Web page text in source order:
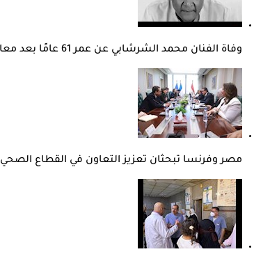
وفاة الفنان محمد الشرشابي عن عمر 61 عامًا بعد معاناة مع المرض
مصر وفرنسا تبحثان تعزيز التعاون في القطاع الصحي